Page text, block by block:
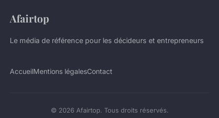
Afairtop
Le média de référence pour les décideurs et entrepreneurs
AccueilMentions légalesContact
© 2026 Afairtop. Tous droits réservés.